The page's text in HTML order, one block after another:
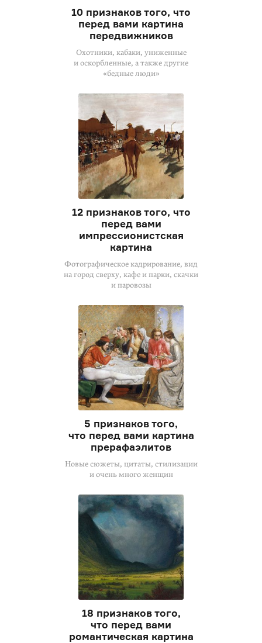
10 признаков того, что
перед вами картина
передвижников
Охотники, кабаки, униженные
и оскорбленные, а также другие
«бедные люди»
12 признаков того, что
перед вами
импрессионистская
картина
Фотографическое кадрирование, вид
на город сверху, кафе и парки, скачки
и паровозы
5 признаков того,
что перед вами картина
прерафаэлитов
Новые сюжеты, цитаты, стилизации
и очень много женщин
18 признаков того,
что перед вами
романтическая картина